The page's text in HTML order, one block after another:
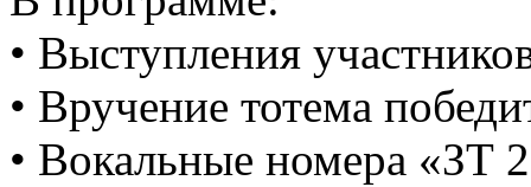
• Выступления
• Вручение тотема
• Вокальные номера «ЗТ